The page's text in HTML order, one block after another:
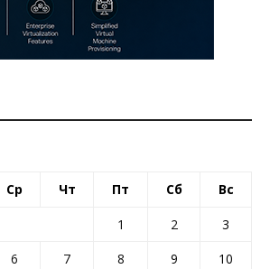
Ср Чт Пт Сб Вс
1 2
3
6 7 8 9
10